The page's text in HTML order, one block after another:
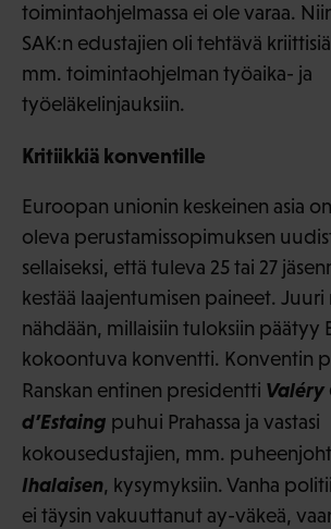
toimintaohjelmassa ei ole varaa.
SAK:n edustajien oli tehtävä
mm. toimintaohjelman työaika- ja
työeläkelinjauksiin.
Kritiikkiä konventille
Euroopan unionin keskeinen asia
oleva perustamissopimuksen
sellaiseksi, että tuleva 25 tai 27
kestää laajentumisen paineet. Juuri
nähdään, millaisiin tuloksiin päätyy
kokoontuva konventti. Konventin
Ranskan entinen presidentti Valéry
d’Estaing puhui Prahassa ja vastasi
kokousedustajien, mm.
Ihalaisen, kysymyksiin. Vanha
ei täysin vakuuttanut ay-väkeä,